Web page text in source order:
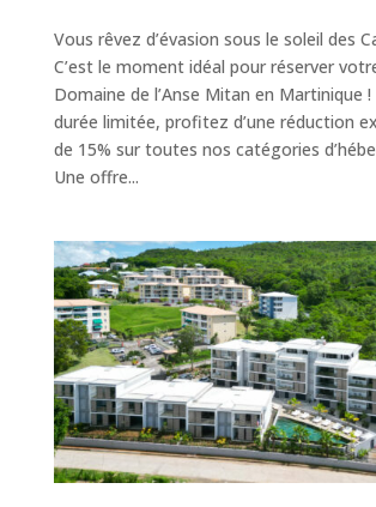
Vous rêvez d’évasion sous le soleil des
C’est le moment idéal pour réserver
Domaine de l’Anse Mitan en Martinique
durée limitée, profitez d’une réduction
de 15% sur toutes nos catégories
Une offre...